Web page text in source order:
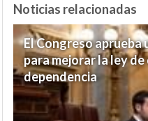
Noticias relacionadas
El Congreso
para mejorar la ley
dependencia